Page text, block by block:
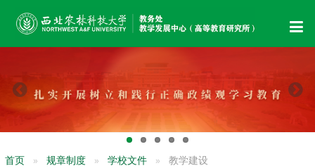
首页 规章制度 学校文件 教学建设